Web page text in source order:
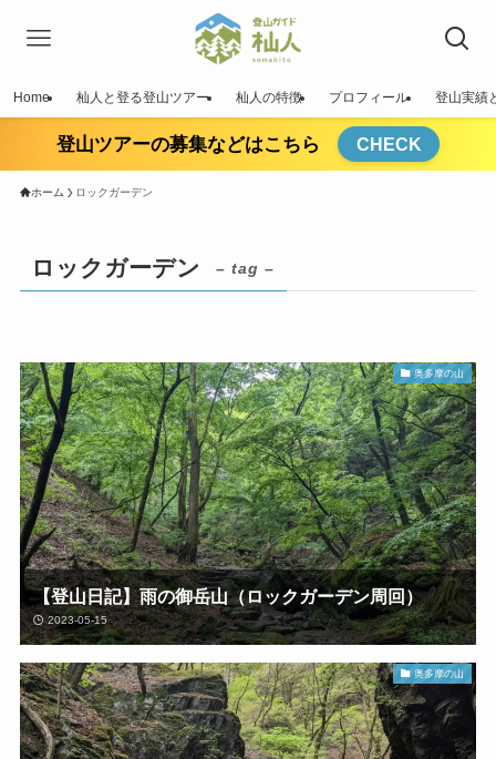
Home 杣人と登る登山ツアー 杣人の特徴 プロフィール 登山実績
登山ツアーの募集などはこちら CHECK
ホーム ロックガーデン
ロックガーデン – tag –
奥多摩の山
【登山日記】雨の御岳山（ロックガーデン周回）
2023-05-15
奥多摩の山